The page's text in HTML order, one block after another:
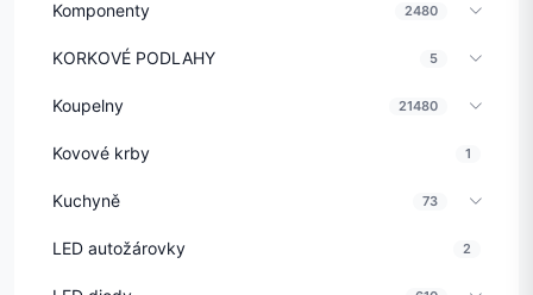
Komponenty 2480
KORKOVÉ PODLAHY 5
Koupelny 21480
Kovové krby 1
Kuchyně 73
LED autožárovky 2